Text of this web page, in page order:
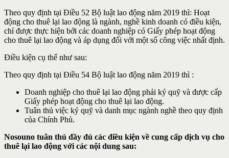
Theo quy định tại Điều 52 Bộ luật lao động năm 2019 thì: Hoạt
động cho thuê lại lao động là ngành, nghề kinh doanh có điều kiện,
chỉ được thực hiện bởi các doanh nghiệp có Giấy phép hoạt động
cho thuê lại lao động và áp dụng đối với một số công việc nhất định.
Điều kiện cụ thể như sau:
Theo quy định tại Điều 54 Bộ luật lao động năm 2019 thì :
Doanh nghiệp cho thuê lại lao động phải ký quỹ và được cấp
Giấy phép hoạt động cho thuê lại lao động.
Tuân thủ việc ký quỹ và danh mục ngành nghề theo quy định
của Chính Phủ.
Nosouno tuân thủ đầy đủ các điều kiện về cung cấp dịch vụ cho
thuê lại lao động với các nội dung sau: